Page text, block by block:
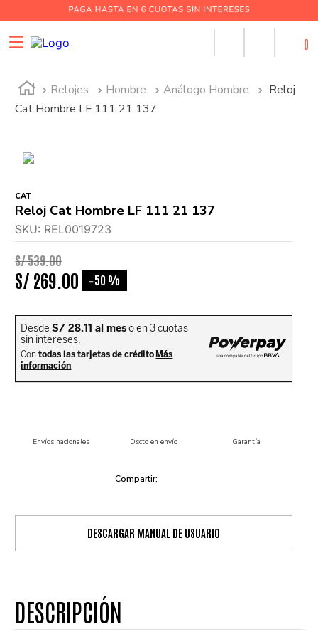
0
Relojes Hombre Análogo Hombre
Reloj
Cat Hombre LF 111 21 137
CAT
Reloj Cat Hombre LF 111 21 137
SKU: REL0019723
S/539.00
S/ 269 00 -50 %
Envíos nacionales Dscto en envío Garantía
DESCARGAR MANUAL DE USUARIO